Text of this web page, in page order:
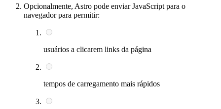
Opcionalmente, Astro pode enviar JavaScript para o
navegador para permitir:
usuários a clicarem links da página
tempos de carregamento mais rápidos